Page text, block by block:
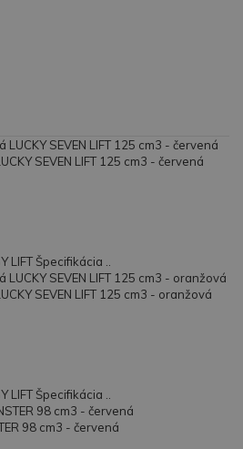
SEVEN LIFT 125 cm3 - červená
LIFT Špecifikácia ..
SEVEN LIFT 125 cm3 - oranžová
LIFT Špecifikácia ..
98 cm3 - červená